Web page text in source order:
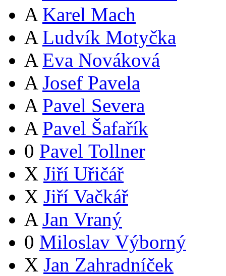
A Karel Mach
A Ludvík Motyčka
A Eva Nováková
A Josef Pavela
A Pavel Severa
A Pavel Šafařík
0 Pavel Tollner
X Jiří Uřičář
X Jiří Vačkář
A Jan Vraný
0 Miloslav Výborný
X Jan Zahradníček